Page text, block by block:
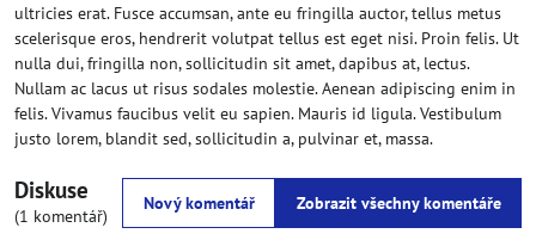
ultricies erat. Fusce accumsan, ante eu fringilla auctor, tellus metus
scelerisque eros, hendrerit volutpat tellus est eget nisi. Proin felis. Ut
nulla dui, fringilla non, sollicitudin sit amet, dapibus at, lectus.
Nullam ac lacus ut risus sodales molestie. Aenean adipiscing enim in
felis. Vivamus faucibus velit eu sapien. Mauris id ligula. Vestibulum
justo lorem, blandit sed, sollicitudin a, pulvinar et, massa.
Diskuse
(1 komentář)
Nový komentář Zobrazit všechny komentáře